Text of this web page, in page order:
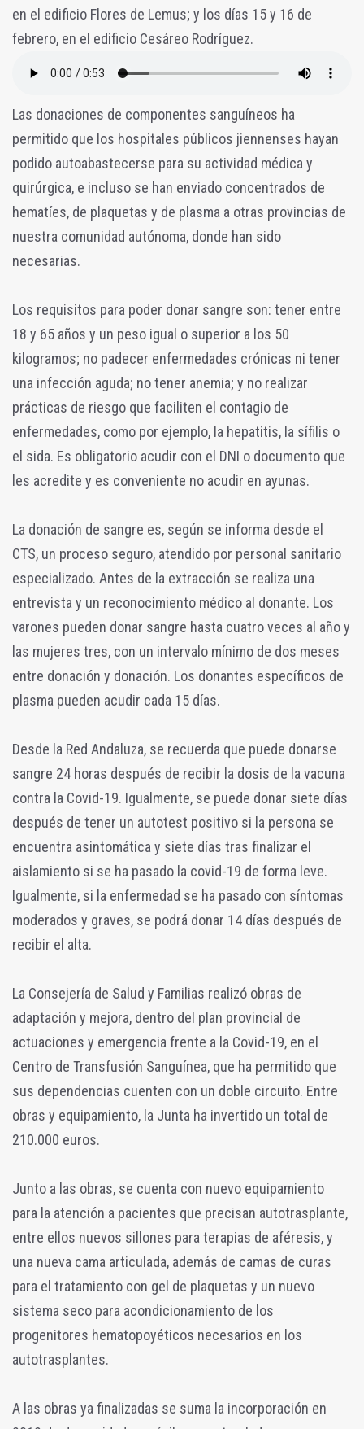
en el edificio Flores de Lemus; y los días 15 y 16 de
febrero, en el edificio Cesáreo Rodríguez.
Las donaciones de componentes sanguíneos ha
permitido que los hospitales públicos jiennenses hayan
podido autoabastecerse para su actividad médica y
quirúrgica, e incluso se han enviado concentrados de
hematíes, de plaquetas y de plasma a otras provincias de
nuestra comunidad autónoma, donde han sido
necesarias.
Los requisitos para poder donar sangre son: tener entre
18 y 65 años y un peso igual o superior a los 50
kilogramos; no padecer enfermedades crónicas ni tener
una infección aguda; no tener anemia; y no realizar
prácticas de riesgo que faciliten el contagio de
enfermedades, como por ejemplo, la hepatitis, la sífilis o
el sida. Es obligatorio acudir con el DNI o documento que
les acredite y es conveniente no acudir en ayunas.
La donación de sangre es, según se informa desde el
CTS, un proceso seguro, atendido por personal sanitario
especializado. Antes de la extracción se realiza una
entrevista y un reconocimiento médico al donante. Los
varones pueden donar sangre hasta cuatro veces al año y
las mujeres tres, con un intervalo mínimo de dos meses
entre donación y donación. Los donantes específicos de
plasma pueden acudir cada 15 días.
Desde la Red Andaluza, se recuerda que puede donarse
sangre 24 horas después de recibir la dosis de la vacuna
contra la Covid-19. Igualmente, se puede donar siete días
después de tener un autotest positivo si la persona se
encuentra asintomática y siete días tras finalizar el
aislamiento si se ha pasado la covid-19 de forma leve.
Igualmente, si la enfermedad se ha pasado con síntomas
moderados y graves, se podrá donar 14 días después de
recibir el alta.
La Consejería de Salud y Familias realizó obras de
adaptación y mejora, dentro del plan provincial de
actuaciones y emergencia frente a la Covid-19, en el
Centro de Transfusión Sanguínea, que ha permitido que
sus dependencias cuenten con un doble circuito. Entre
obras y equipamiento, la Junta ha invertido un total de
210.000 euros.
Junto a las obras, se cuenta con nuevo equipamiento
para la atención a pacientes que precisan autotrasplante,
entre ellos nuevos sillones para terapias de aféresis, y
una nueva cama articulada, además de camas de curas
para el tratamiento con gel de plaquetas y un nuevo
sistema seco para acondicionamiento de los
progenitores hematopoyéticos necesarios en los
autotrasplantes.
A las obras ya finalizadas se suma la incorporación en